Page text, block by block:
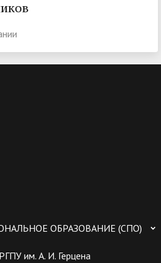
ОБРАЗОВАНИЕ (СПО)
им. А. И. Герцена